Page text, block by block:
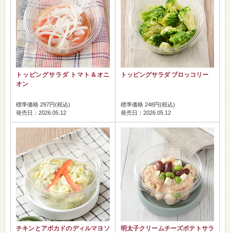
トッピングサラダ トマト＆オニ
オン
標準価格 297円(税込)
発売日：2026.05.12
トッピングサラダ ブロッコリー
標準価格 248円(税込)
発売日：2026.05.12
チキンとアボカドのディルマヨソ
明太子クリームチーズポテトサラ